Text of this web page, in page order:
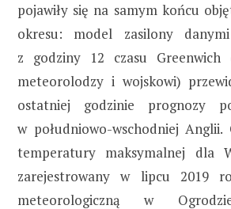
pojawiły się na samym końcu
okresu: model zasilony danymi
z godziny 12 czasu Greenwich
meteorolodzy i wojskowi)
ostatniej godzinie prognozy
w południowo-wschodniej Anglii.
temperatury maksymalnej dla
zarejestrowany w lipcu 2019
meteorologiczną w